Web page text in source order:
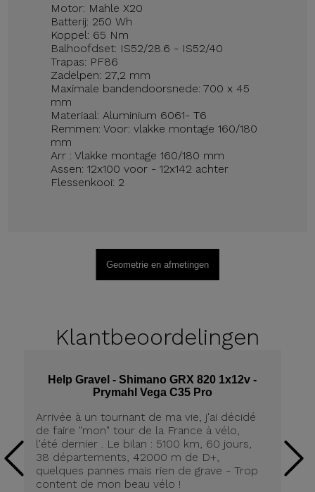
Motor: Mahle X20
Batterij: 250 Wh
Koppel: 65 Nm
Balhoofdset: IS52/28.6 - IS52/40
Trapas: PF86
Zadelpen: 27,2 mm
Maximale bandendoorsnede: 700 x 45
mm
Materiaal: Aluminium 6061- T6
Remmen: Voor: vlakke montage 160/180
mm
Arr : Vlakke montage 160/180 mm
Assen: 12x100 voor - 12x142 achter
Flessenkooi: 2
Geometrie en afmetingen
Klantbeoordelingen
Help Gravel - Shimano GRX 820 1x12v -
Prymahl Vega C35 Pro
Arrivée à un tournant de ma vie, j'ai décidé
de faire "mon" tour de la France à vélo,
l'été dernier . Le bilan : 5100 km, 60 jours,
38 départements, 42000 m de D+,
quelques pannes mais rien de grave - Trop
content de mon beau vélo !